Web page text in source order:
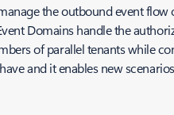
the outbound event
Domains handle the
of parallel tenants while
and it enables new